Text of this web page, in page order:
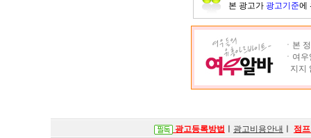
본 광고가 광고기준에
ㆍ본
ㆍ여
지지
광고등록방법 광고비용안내 점